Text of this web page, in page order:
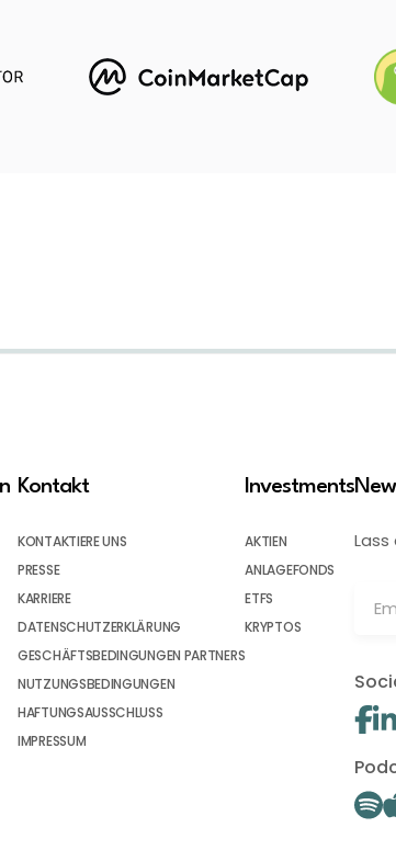
Kontakt
KONTAKTIERE UNS
PRESSE
KARRIERE
DATENSCHUTZERKLÄRUNG
GESCHÄFTSBEDINGUNGEN PARTNERS
NUTZUNGSBEDINGUNGEN
HAFTUNGSAUSSCHLUSS
IMPRESSUM
Investments
AKTIEN
ANLAGEFONDS
ETFS
KRYPTOS